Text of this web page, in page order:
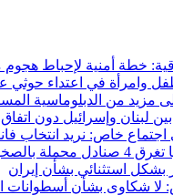
خطة أمنية لإحباط
مزيد من الدبلوماسية
بين لبنان وإسرائيل دون
خاص: نريد انتخاب فانس
نهر الدانوب
استثنائي بشأن إيران
لا شكاوى بشأن أسطوانات